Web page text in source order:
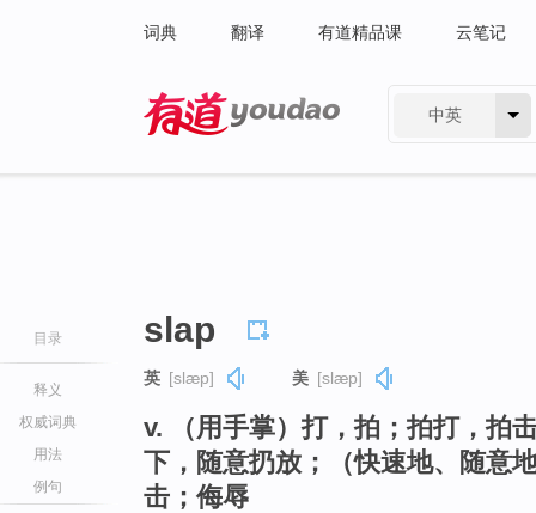
词典 翻译 有道精品课 云笔记
中英
目录
释义
权威词典
用法
例句
slap
英 [slæp] 美 [slæp]
v. （用手掌）打，拍；拍打，拍
下，随意扔放；（快速地、随意
击；侮辱